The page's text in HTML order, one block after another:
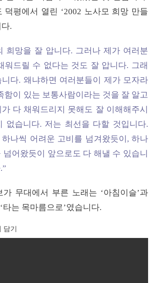
덕평에서 열린 ‘2002 노사모 희망 만들
.
희망을 잘 압니다. 그러나 제가 여러분
워드릴 수 없다는 것도 잘 압니다. 그래
다. 왜냐하면 여러분들이 제가 모자라
함이 있는 보통사람이라는 것을 잘 알고
다 채워드리지 못해도 잘 이해해주시
없습니다. 저는 최선을 다할 것입니다.
나씩 어려운 고비를 넘겨왔듯이, 하나
어왔듯이 앞으로도 다 해낼 수 있습니
무대에서 부른 노래는 ‘아침이슬’과
타는 목마름으로’였습니다.
기